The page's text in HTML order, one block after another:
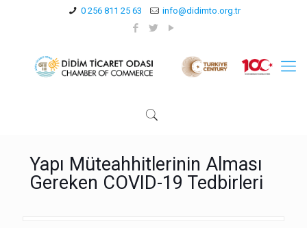
0 256 811 25 63 info@didimto.org.tr
Yapı Müteahhitlerinin Alması
Gereken COVID-19 Tedbirleri